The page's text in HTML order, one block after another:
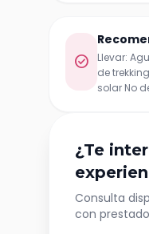
check_circle
Llevar:
de
solar No
¿Te
Consulta
con